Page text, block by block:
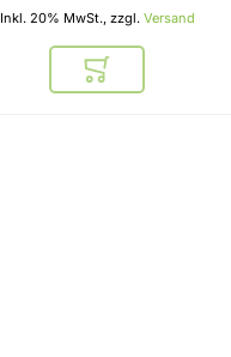
Inkl. 20% MwSt., zzgl. Versand
In den